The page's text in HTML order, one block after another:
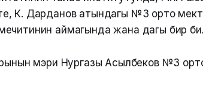
К. Дарданов атындагы №3 орто
аймагында жана дагы бир
мэри Нургазы Асылбеков №3